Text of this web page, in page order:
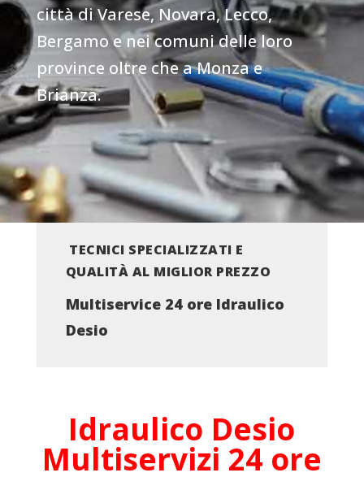
città di Varese, Novara, Lecco,
Bergamo e nei comuni delle loro
province oltre che a Monza e
Brianza.
TECNICI SPECIALIZZATI E
QUALITÀ AL MIGLIOR PREZZO
Multiservice 24 ore Idraulico
Desio
Idraulico Desio
Multiservizi 24 ore